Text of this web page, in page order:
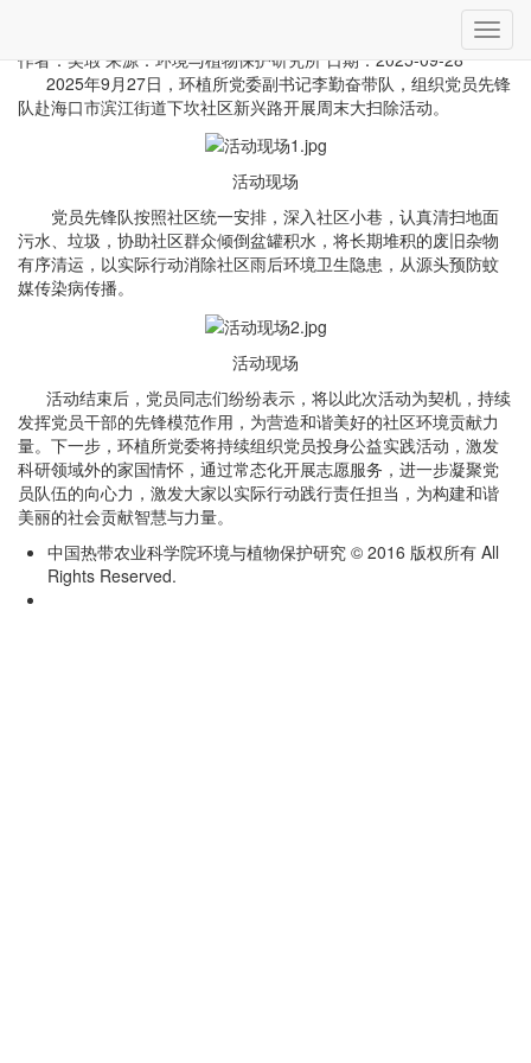
切
换
导
作者：吴瑕 来源：环境与植物保护研究所日期：2025-09-28
2025年9月27日，环植所党委副书记李勤奋带队，组织党员先锋
队赴海口市滨江街道下坎社区新兴路开展周末大扫除活动。
活动现场
党员先锋队按照社区统一安排，深入社区小巷，认真清扫地面
污水、垃圾，协助社区群众倾倒盆罐积水，将长期堆积的废旧杂物
有序清运，以实际行动消除社区雨后环境卫生隐患，从源头预防蚊
媒传染病传播。
活动现场
活动结束后，党员同志们纷纷表示，将以此次活动为契机，持续
发挥党员干部的先锋模范作用，为营造和谐美好的社区环境贡献力
量。下一步，环植所党委将持续组织党员投身公益实践活动，激发
科研领域外的家国情怀，通过常态化开展志愿服务，进一步凝聚党
员队伍的向心力，激发大家以实际行动践行责任担当，为构建和谐
美丽的社会贡献智慧与力量。
中国热带农业科学院环境与植物保护研究 © 2016 版权所有 All
Rights Reserved.